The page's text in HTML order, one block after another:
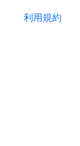
利用規約